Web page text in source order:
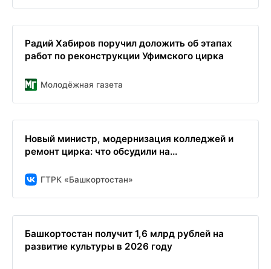
Радий Хабиров поручил доложить об этапах
работ по реконструкции Уфимского цирка
Молодёжная газета
Новый министр, модернизация колледжей и
ремонт цирка: что обсудили на...
ГТРК «Башкортостан»
Башкортостан получит 1,6 млрд рублей на
развитие культуры в 2026 году